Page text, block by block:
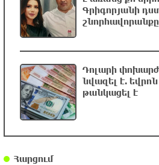
բախվել են «Alfa Romeo»-
կա վիրավոր
Արժևորվում է Շիրակի
բանահյուսությունը
Վրաստանում
Գրիգորյանի
Դոլարի
նվազել է.
թանկացել է
Հարցում